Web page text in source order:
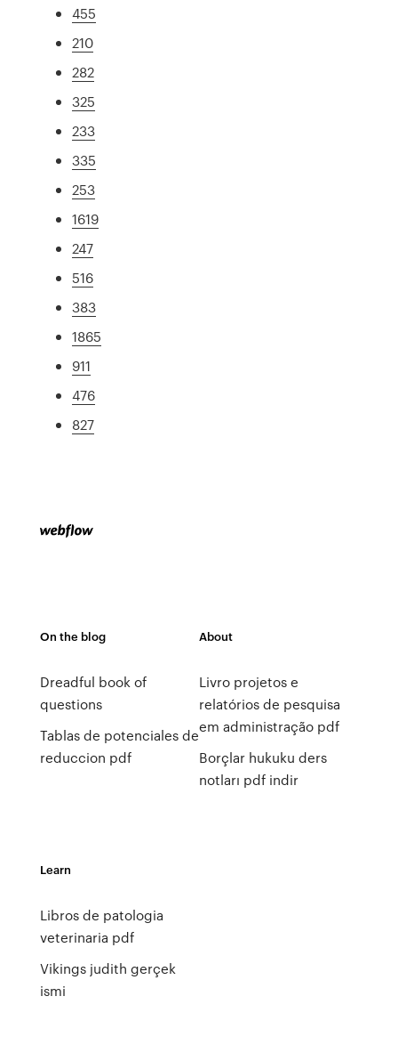
455
210
282
325
233
335
253
1619
247
516
383
1865
911
476
827
On the blog
Dreadful book of
questions
Tablas de potenciales de
reduccion pdf
About
Livro projetos e
relatórios de pesquisa
em administração pdf
Borçlar hukuku ders
notları pdf indir
Learn
Libros de patologia
veterinaria pdf
Vikings judith gerçek
ismi